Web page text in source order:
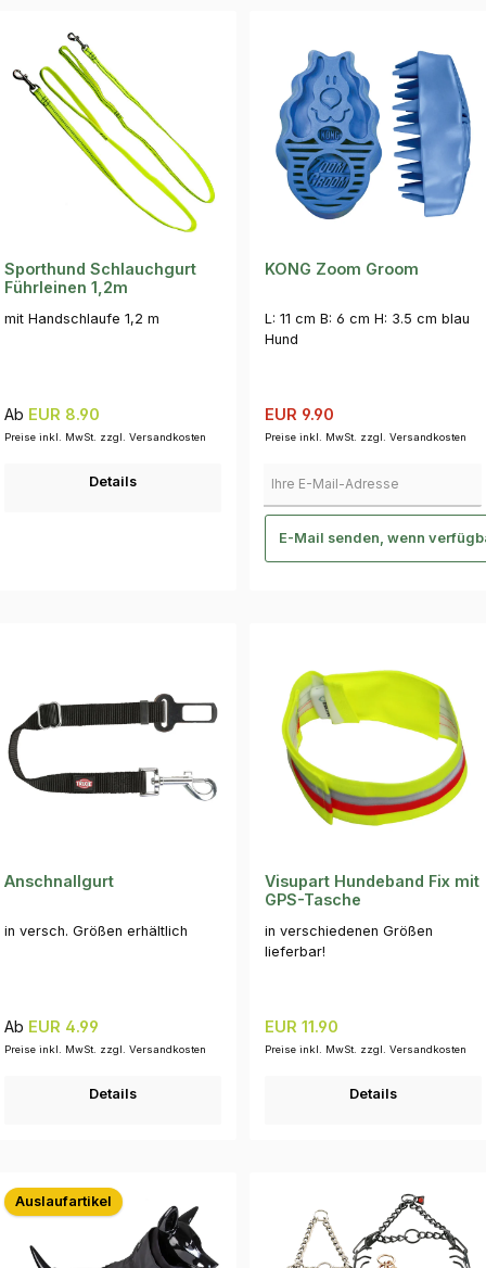
Sporthund Schlauchgurt
Führleinen 1,2m
mit Handschlaufe 1,2 m
Regulärer Preis:
Ab EUR 8.90
Preise inkl. MwSt. zzgl. Versandkosten
Details
KONG Zoom Groom
L: 11 cm B: 6 cm H: 3.5 cm blau
Hund
Verkaufspreis:
EUR 9.90
Preise inkl. MwSt. zzgl. Versandkosten
E-Mail senden, wenn
Anschnallgurt
in versch. Größen erhältlich
Regulärer Preis:
Ab EUR 4.99
Preise inkl. MwSt. zzgl. Versandkosten
Details
Visupart Hundeband Fix mit
GPS-Tasche
in verschiedenen Größen
lieferbar!
Regulärer Preis:
EUR 11.90
Preise inkl. MwSt. zzgl. Versandkosten
Details
Auslaufartikel